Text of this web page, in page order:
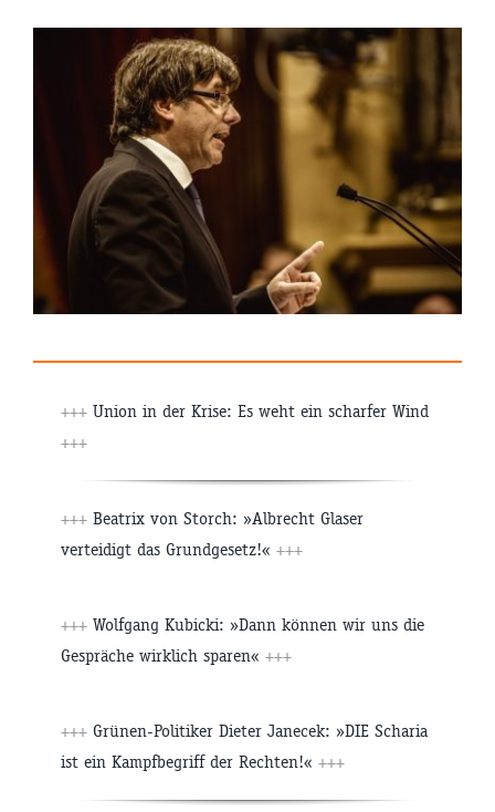
+++ Union in der Krise: Es weht ein scharfer Wind
+++
+++ Beatrix von Storch: »Albrecht Glaser
verteidigt das Grundgesetz!« +++
+++ Wolfgang Kubicki: »Dann können wir uns die
Gespräche wirklich sparen« +++
+++ Grünen-Politiker Dieter Janecek: »DIE Scharia
ist ein Kampfbegriff der Rechten!« +++